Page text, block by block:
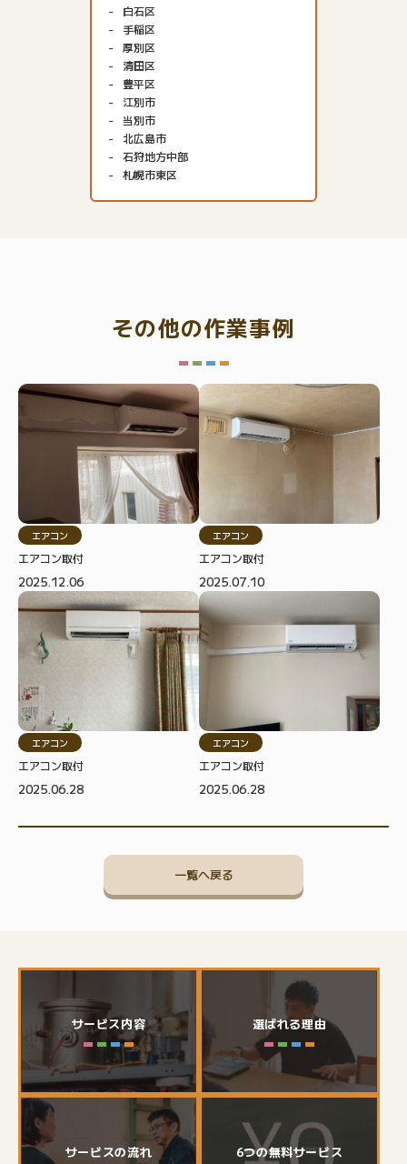
白石区
手稲区
厚別区
清田区
豊平区
江別市
当別市
北広島市
石狩地方中部
札幌市東区
その他の作業事例
エアコン
エアコン取付
2025.12.06
エアコン
エアコン取付
2025.07.10
エアコン
エアコン取付
2025.06.28
エアコン
エアコン取付
2025.06.28
一覧へ戻る
サービス内容 選ばれる理由
サービスの流れ 6つの無料サービス